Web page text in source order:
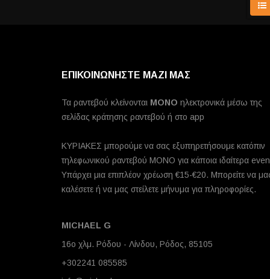
ΕΠΙΚΟΙΝΩΝΗΣΤΕ ΜΑΖΙ ΜΑΣ
Τα ραντεβού κλείνονται MONO ηλεκτρονικά μέσω της
σελίδας κράτησης ραντεβού ή στο app
ΚΥΡΙΑΚΕΣ μπορούμε να σας εξυπηρετήσουμε κατόπιν
τηλεφωνικού ραντεβού ΜΟΝΟ για κάποια ιδαίτερα
Υπάρχει μια επιπλέον χρέωση €15-€20. Μπορείτε να
καλέσετε ή να μας στείλετε μήνυμα για πληροφορίες.
MICHAEL G
16ο χλμ. Ρόδου - Λίνδου, Ρόδος, 85105
+302241 085585